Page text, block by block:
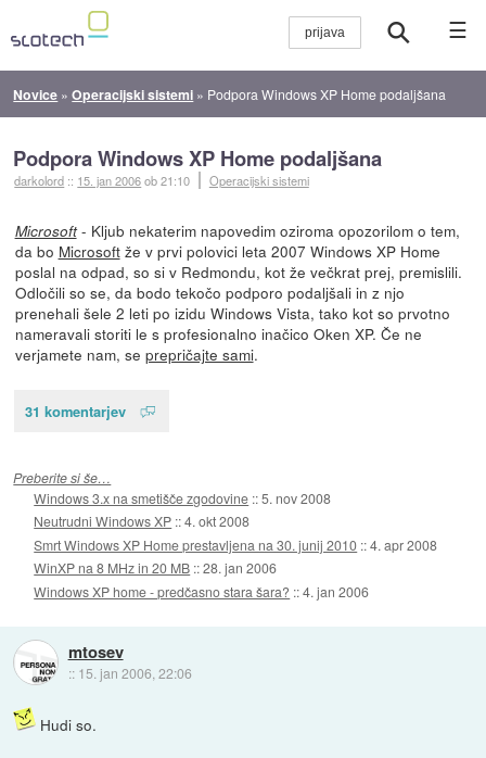
☰
Novice »Operacijski sistemi » Podpora Windows XP Home podaljšana
Podpora Windows XP Home podaljšana
darkolord :: 15. jan 2006ob 21:10 Operacijski sistemi
Microsoft- Kljub nekaterim napovedim oziroma opozorilom o tem,
da bo Microsoftže v prvi polovici leta 2007 Windows XP Home
poslal na odpad, so si v Redmondu, kot že večkrat prej, premislili.
Odločili so se, da bodo tekočo podporo podaljšali in z njo
prenehali šele 2 leti po izidu Windows Vista, tako kot so prvotno
nameravali storiti le s profesionalno inačico Oken XP. Če ne
verjamete nam, se prepričajte sami.
31 komentarjev
Preberite si še…
Windows 3.x na smetišče zgodovine ::5. nov 2008
Neutrudni Windows XP ::4. okt 2008
Smrt Windows XP Home prestavljena na 30. junij 2010 ::4. apr 2008
WinXP na 8 MHz in 20 MB ::28. jan 2006
Windows XP home - predčasno stara šara? ::4. jan 2006
mtosev
:: 15. jan 2006, 22:06
Hudi so.